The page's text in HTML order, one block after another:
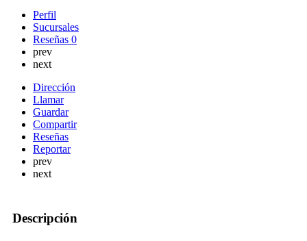
Perfil
Sucursales
Reseñas 0
prev
next
Dirección
Llamar
Guardar
Compartir
Reseñas
Reportar
prev
next
Descripción